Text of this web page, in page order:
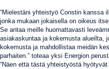
“Mielestäni yhteistyö Constin kanssa
jonka mukaan jokaisella on oikeus
Se antaa meille huomattavasti
asiakaskuntaa ja kokemusta alueilta,
kokemusta ja mahdollistaa meidän
parhaiten.” toteaa yksi Energion
“Näen että tästä yhteistyöstä